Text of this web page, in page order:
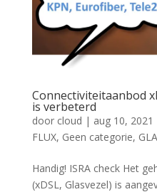
Connectiviteitaanbod
is verbeterd
door cloud | aug 10, 2021
FLUX, Geen categorie,
Handig! ISRA check Het
(xDSL, Glasvezel) is